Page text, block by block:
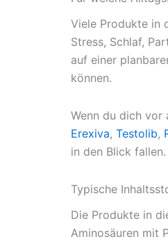
Viele Produkte in
Stress, Schlaf,
auf einer
können.
Wenn du dich vor
Erexiva, Testolib,
in den Blick
Typische
Die Produkte in
Aminosäuren mit